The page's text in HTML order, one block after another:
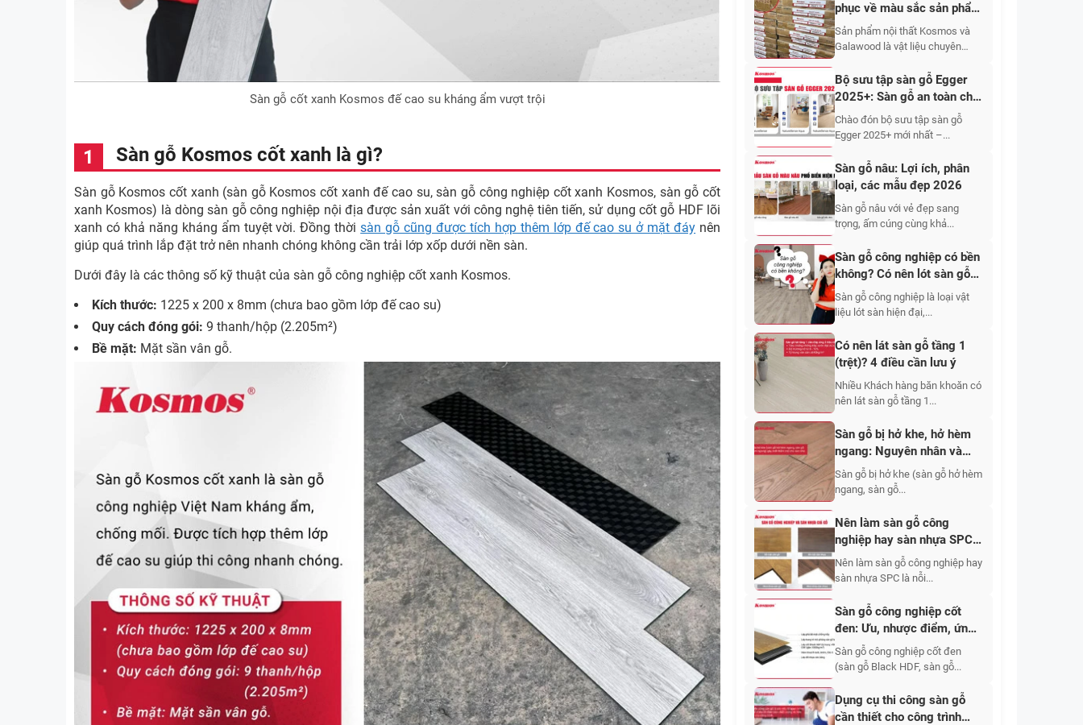
Sàn gỗ cốt xanh Kosmos đế cao su kháng ẩm vượt trội
Sàn gỗ Kosmos cốt xanh là gì?
Sàn gỗ Kosmos cốt xanh (sàn gỗ Kosmos cốt xanh đế cao su, sàn gỗ công nghiệp cốt xanh Kosmos, sàn gỗ cốt
xanh Kosmos) là dòng sàn gỗ công nghiệp nội địa được sản xuất với công nghệ tiên tiến, sử dụng cốt gỗ HDF lõi
xanh có khả năng kháng ẩm tuyệt vời. Đồng thờisàn gỗ cũng được tích hợp thêm lớp đế cao su ở mặt đáy nên
giúp quá trình lắp đặt trở nên nhanh chóng không cần trải lớp xốp dưới nền sàn.
Dưới đây là các thông số kỹ thuật của sàn gỗ công nghiệp cốt xanh Kosmos.
Kích thước: 1225 x 200 x 8mm (chưa bao gồm lớp đế cao su)
Quy cách đóng gói: 9 thanh/hộp (2.205m²)
Bề mặt: Mặt sần vân gỗ.
phục về màu sắc sản phẩm
nội thất Kosmos và
Galawood
Sản phẩm nội thất Kosmos và
Galawood là vật liệu chuyên
Bộ sưu tập sàn gỗ Egger
2025+: Sàn gỗ an toàn cho
sức khỏe và thân thiện với
con người
Chào đón bộ sưu tập sàn gỗ
Egger 2025+ mới nhất –...
Sàn gỗ nâu: Lợi ích, phân
loại, các mẫu đẹp 2026
Sàn gỗ nâu với vẻ đẹp sang
trọng, ấm cúng cùng khả...
Sàn gỗ công nghiệp có bền
không? Có nên lót sàn gỗ
công nghiệp?
Sàn gỗ công nghiệp là loại vật
liệu lót sàn hiện đại,...
Có nên lát sàn gỗ tầng 1
(trệt)? 4 điều cần lưu ý
Nhiều Khách hàng băn khoăn có
nên lát sàn gỗ tầng 1...
Sàn gỗ bị hở khe, hở hèm
ngang: Nguyên nhân và
cách khắc phục hiệu quả
nhất 2026
Sàn gỗ bị hở khe (sàn gỗ hở hèm
ngang, sàn gỗ...
Nên làm sàn gỗ công
nghiệp hay sàn nhựa SPC?
Ưu nhược điểm từng loại
Nên làm sàn gỗ công nghiệp hay
sàn nhựa SPC là nỗi...
Sàn gỗ công nghiệp cốt
đen: Ưu, nhược điểm, ứng
dụng, báo giá 2026
Sàn gỗ công nghiệp cốt đen
(sàn gỗ Black HDF, sàn gỗ...
Dụng cụ thi công sàn gỗ
cần thiết cho công trình